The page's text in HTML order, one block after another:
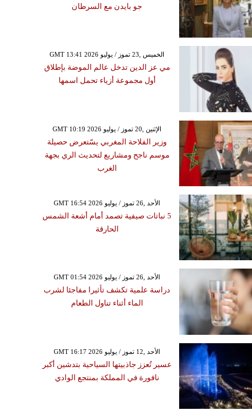
جو بايدن مع السرطان
GMT 13:41 2026 الخميس ,23 تموز / يوليو
مي عز الدين تدخل عالم الموضة بإطلاق
أول مجموعة أزياء تحمل اسمها
GMT 10:19 2026 الإثنين ,20 تموز / يوليو
وزير الفلاحة المغربي يسّتعرض حصيلة
موسم ناجح ومشاريع لتحديث الري بجهة
الغرب
GMT 16:54 2026 الأحد ,26 تموز / يوليو
5 نباتات صيفية تصمد أمام أشعة الشمس
الحارقة
GMT 01:54 2026 الأحد ,26 تموز / يوليو
دراسة علمية تكشف تأثيرا مفاجئا لشرب
الماء أثناء تناول الطعام
GMT 16:17 2026 الأحد ,12 تموز / يوليو
عسير تُعزز جاذبيتها السياحية بتدشين أكبر
نافورة في المملكة بمنتجع الوادي